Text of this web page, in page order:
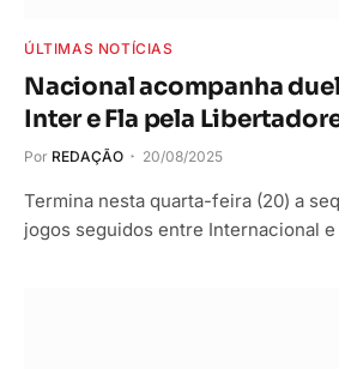
ÚLTIMAS NOTÍCIAS
Nacional acompanha
Inter e Fla pela
Por REDAÇÃO 20/08/2025
Termina nesta quarta-feira (20) a
jogos seguidos entre Internacional